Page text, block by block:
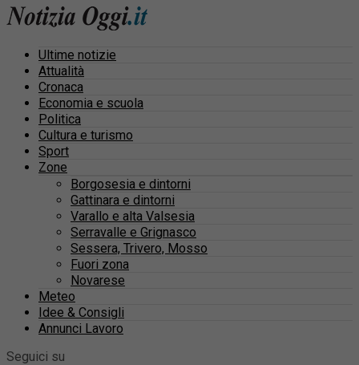
Ultime notizie
Attualità
Cronaca
Economia e scuola
Politica
Cultura e turismo
Sport
Zone
Borgosesia e dintorni
Gattinara e dintorni
Varallo e alta Valsesia
Serravalle e Grignasco
Sessera, Trivero, Mosso
Fuori zona
Novarese
Meteo
Idee & Consigli
Annunci Lavoro
Seguici su